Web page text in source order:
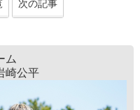
次の記事
ム
崎公平